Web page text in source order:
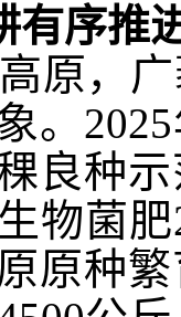
有序推
原，
。
良种
物菌
原种